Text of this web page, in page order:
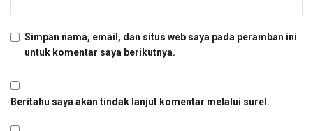
Simpan nama, email, dan situs web saya pada peramban ini
untuk komentar saya berikutnya.
Beritahu saya akan tindak lanjut komentar melalui surel.